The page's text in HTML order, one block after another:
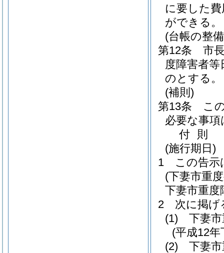
に要した
ができる。
(台帳の整
第12条
市
度障害者
のとする。
(補則)
第13条
こ
必要な事
付 則
(施行期日)
1
この告示
(下妻市重
下妻市重度
2
次に掲げ
(1)
下妻
(平成12
(2)
下妻